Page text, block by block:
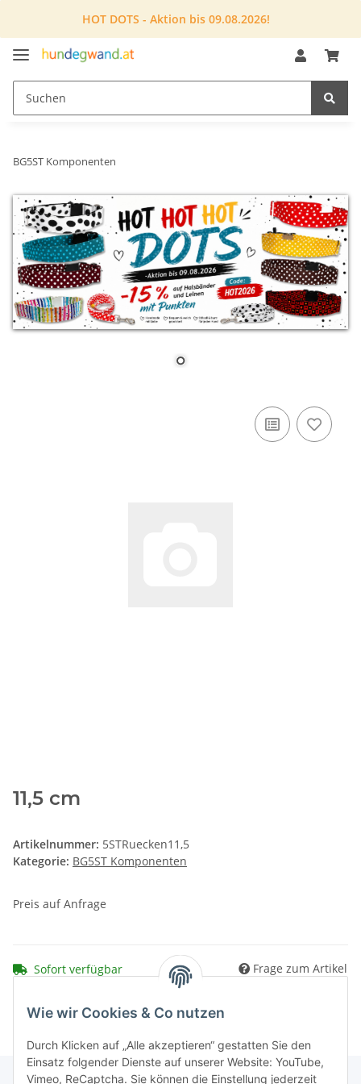
HOT DOTS - Aktion bis 09.08.2026!
BG5ST Komponenten
11,5 cm
Artikelnummer: 5STRuecken11,5
Kategorie: BG5ST Komponenten
Preis auf Anfrage
Sofort verfügbar Frage zum Artikel
Wie wir Cookies & Co nutzen
Durch Klicken auf „Alle akzeptieren“ gestatten Sie den
Einsatz folgender Dienste auf unserer Website: YouTube,
Vimeo, ReCaptcha. Sie können die Einstellung jederzeit